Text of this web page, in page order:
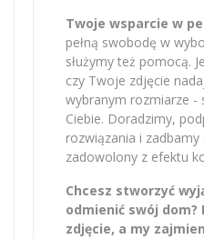
Twoje wsparcie w
pełną swobodę w
służymy też pomocą.
czy Twoje zdjęcie
wybranym rozmiarze -
Ciebie. Doradzimy,
rozwiązania i zadbamy
zadowolony z efektu
Chcesz stworzyć
odmienić swój dom?
zdjęcie, a my